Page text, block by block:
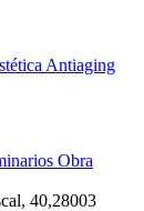
Antiaging
Obra
40,28003